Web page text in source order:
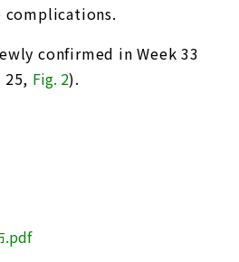
confirmed in Week 33
25, Fig. 2).
.pdf